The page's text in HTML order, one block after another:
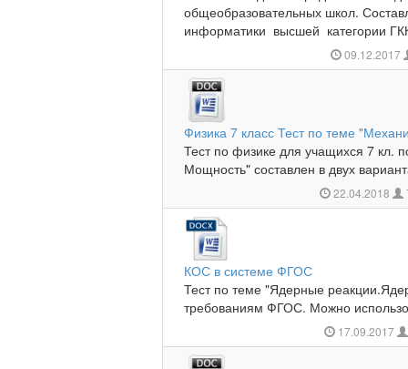
общеобразовательных школ.
информатики высшей категории
09.12.2017
Физика 7 класс Тест по теме
Тест по физике для учащихся 7 кл.
Мощность" составлен в двух
22.04.2018
КОС в системе ФГОС
Тест по теме "Ядерные
требованиям ФГОС. Можно
17.09.2017